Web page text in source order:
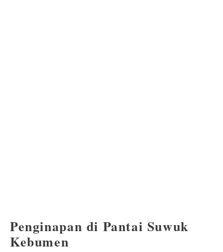
Penginapan di Pantai Suwuk
Kebumen